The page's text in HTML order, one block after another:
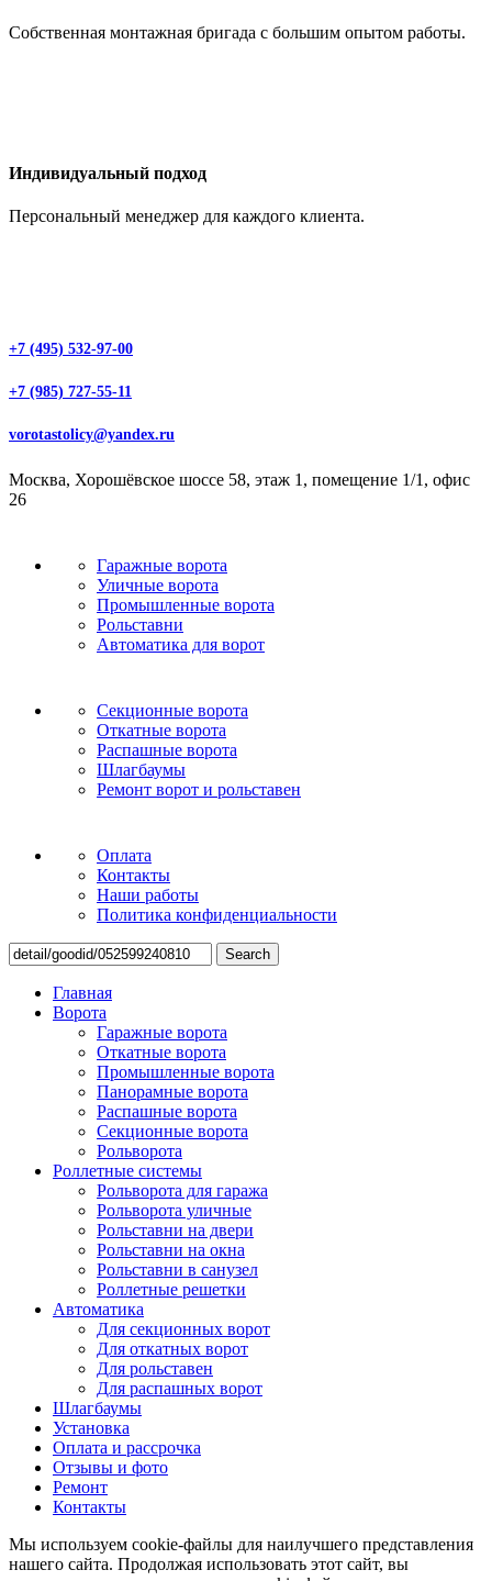
Собственная монтажная бригада с большим опытом работы.
Индивидуальный подход
Персональный менеджер для каждого клиента.
+7 (495) 532-97-00
+7 (985) 727-55-11
vorotastolicy@yandex.ru
Москва, Хорошёвское шоссе 58, этаж 1, помещение 1/1, офис
26
Гаражные ворота
Уличные ворота
Промышленные ворота
Рольставни
Автоматика для ворот
Секционные ворота
Откатные ворота
Распашные ворота
Шлагбаумы
Ремонт ворот и рольставен
Оплата
Контакты
Наши работы
Политика конфиденциальности
Search
Главная
Ворота
Гаражные ворота
Откатные ворота
Промышленные ворота
Панорамные ворота
Распашные ворота
Секционные ворота
Рольворота
Роллетные системы
Рольворота для гаража
Рольворота уличные
Рольставни на двери
Рольставни на окна
Рольставни в санузел
Роллетные решетки
Автоматика
Для секционных ворот
Для откатных ворот
Для рольставен
Для распашных ворот
Шлагбаумы
Установка
Оплата и рассрочка
Отзывы и фото
Ремонт
Контакты
Мы используем cookie-файлы для наилучшего представления
нашего сайта. Продолжая использовать этот сайт, вы